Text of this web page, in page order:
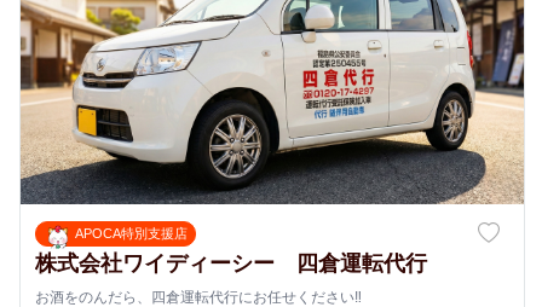
APOCA特別支援店
株式会社ワイディーシー 四倉運転代行
お酒をのんだら、四倉運転代行にお任せください‼️